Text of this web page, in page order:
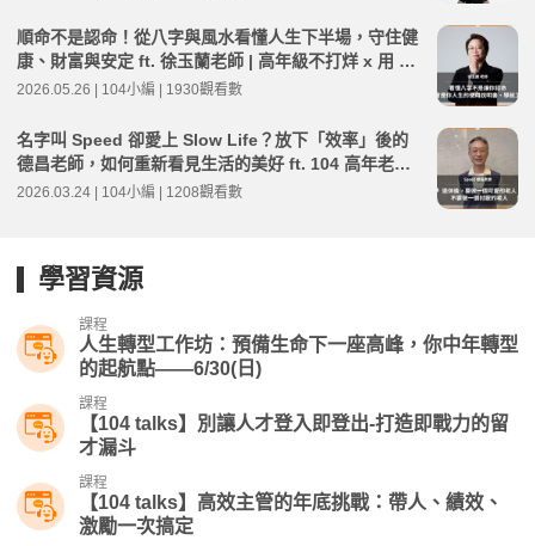
順命不是認命！從八字與風水看懂人生下半場，守住健
康、財富與安定 ft. 徐玉蘭老師 | 高年級不打烊 x 用 AI
點亮第二人生 EP274
2026.05.26 | 104小編 | 1930觀看數
名字叫 Speed 卻愛上 Slow Life？放下「效率」後的
德昌老師，如何重新看見生活的美好 ft. 104 高年老師
Speed 德昌 | 高年級不打烊 x 用 AI 點亮第二人生 EP2
2026.03.24 | 104小編 | 1208觀看數
學習資源
課程
人生轉型工作坊：預備生命下一座高峰，你中年轉型
的起航點——6/30(日)
課程
【104 talks】別讓人才登入即登出-打造即戰力的留
才漏斗
課程
【104 talks】高效主管的年底挑戰：帶人、績效、
激勵一次搞定